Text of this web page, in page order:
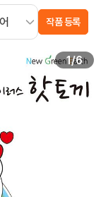
작품 등록
1/6